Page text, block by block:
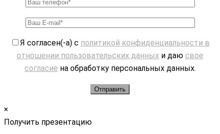
Я согласен(-а) с политикой конфиденциальности в
отношении пользовательских данных и даю свое
согласие на обработку персональных данных.
×
Получить презентацию